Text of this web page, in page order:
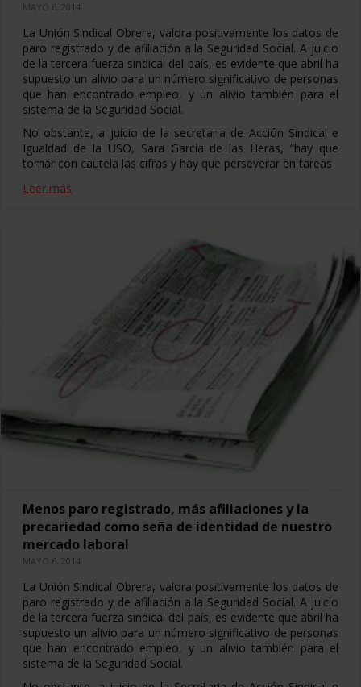
MAYO 6, 2014
La Unión Sindical Obrera, valora positivamente los datos de
paro registrado y de afiliación a la Seguridad Social. A juicio
de la tercera fuerza sindical del país, es evidente que abril ha
supuesto un alivio para un número significativo de personas
que han encontrado empleo, y un alivio también para el
sistema de la Seguridad Social.
No obstante, a juicio de la secretaria de Acción Sindical e
Igualdad de la USO, Sara García de las Heras, “hay que
tomar con cautela las cifras y hay que perseverar en tareas
Leer más
Menos paro registrado, más afiliaciones y la
precariedad como seña de identidad de nuestro
mercado laboral
MAYO 6, 2014
La Unión Sindical Obrera, valora positivamente los datos de
paro registrado y de afiliación a la Seguridad Social. A juicio
de la tercera fuerza sindical del país, es evidente que abril ha
supuesto un alivio para un número significativo de personas
que han encontrado empleo, y un alivio también para el
sistema de la Seguridad Social.